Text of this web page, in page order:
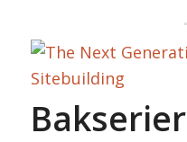
Bakserier